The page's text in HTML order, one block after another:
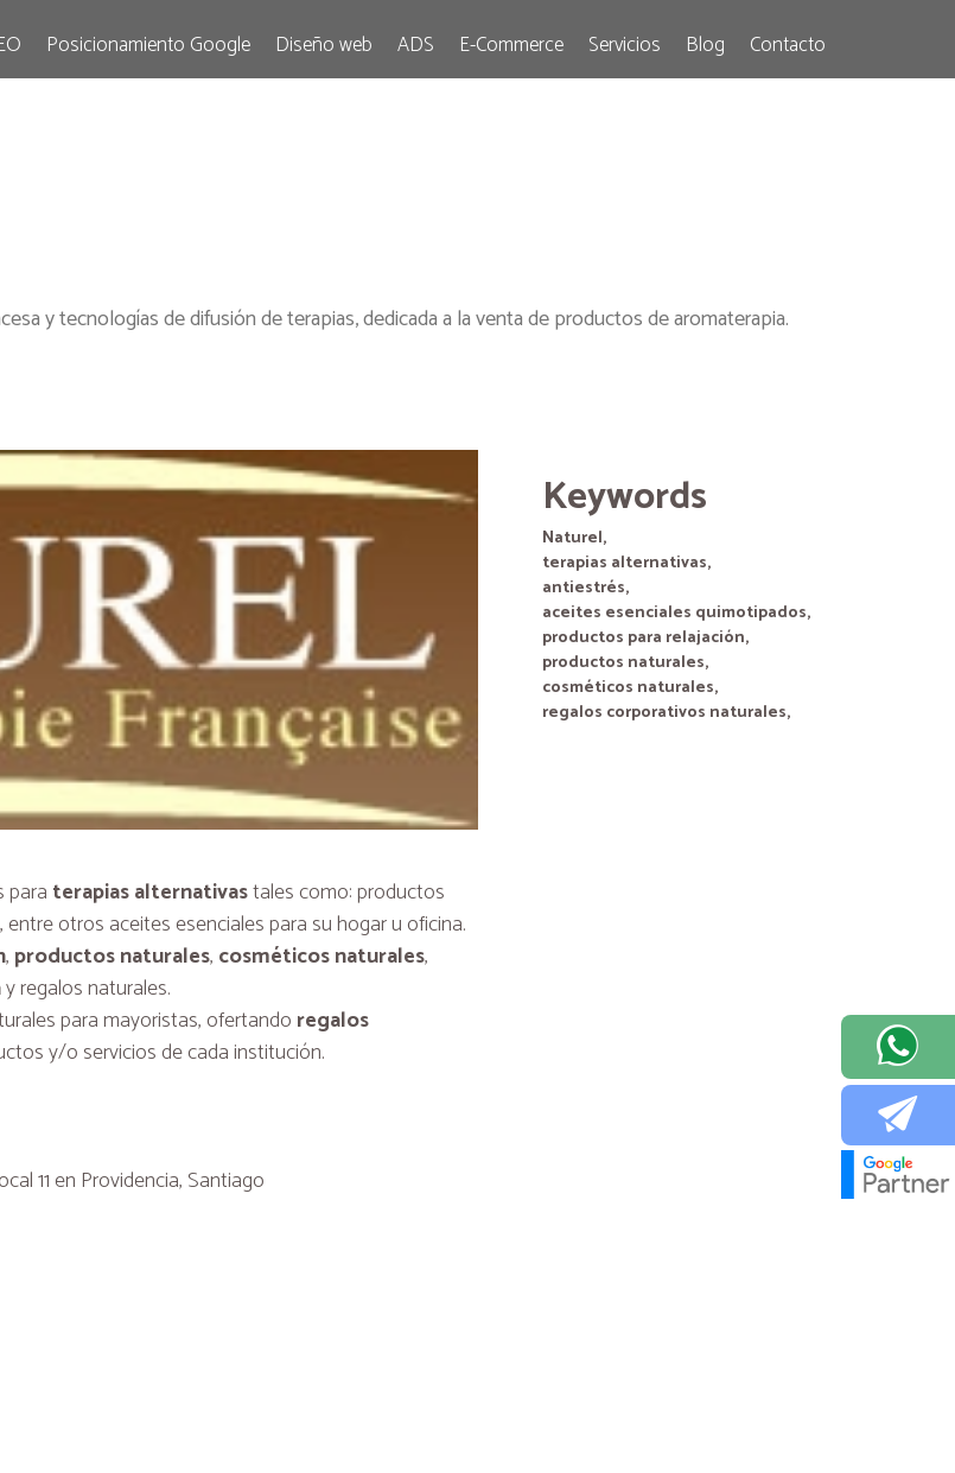
Posicionamiento Google Diseño web ADS E-Commerce Servicios Blog Contacto
y tecnologías de difusión de terapias, dedicada a la venta de productos de aromaterapia.
para terapias alternativastales como: productos
, entre otros aceites esenciales para su hogar u oficina.
, productos naturales, cosméticos naturales,
y regalos naturales.
para mayoristas, ofertando regalos
y/o servicios de cada institución.
11 en Providencia, Santiago
Keywords
Naturel,
terapias alternativas,
antiestrés,
aceites esenciales quimotipados,
productos para relajación,
productos naturales,
cosméticos naturales,
regalos corporativos naturales,